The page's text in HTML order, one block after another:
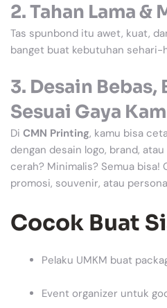
2.Tahan Lama
Tas spunbond itu awet, kuat,
banget buat kebutuhan
3. Desain Bebas,
Sesuai Gaya
Di CMN Printing, kamu bisa
dengan desain logo, brand,
cerah? Minimalis? Semua bisa!
promosi, souvenir, atau
Cocok Buat
Pelaku UMKM buat
Event organizer untuk